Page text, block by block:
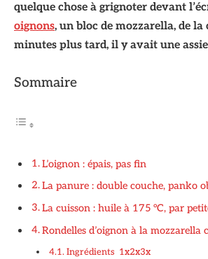
quelque chose à grignoter devant
oignons, un bloc de mozzarella, de
minutes plus tard, il y avait une
Sommaire
L’oignon : épais, pas fin
La panure : double couche, panko
La cuisson : huile à 175 °C, par
Rondelles d’oignon à la mozzarella
Ingrédients 1x2x3x